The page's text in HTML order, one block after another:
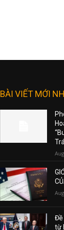
BÀI VIẾT MỚI
Đề
từ